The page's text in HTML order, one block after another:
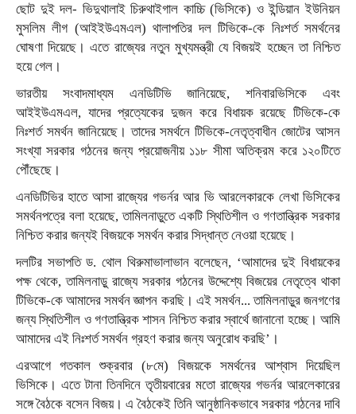
ছোট দুই দল- ভিদুথালাই চিরুথাইগাল কাচ্চি (ভিসিকে) ও ইন্ডিয়ান ইউনিয়ন
মুসলিম লীগ (আইইউএমএল) থালাপতির দল টিভিকে-কে নিঃশর্ত সমর্থনের
ঘোষণা দিয়েছে। এতে রাজ্যের নতুন মুখ্যমন্ত্রী যে বিজয়ই হচ্ছেন তা নিশ্চিত
হয়ে গেল।
ভারতীয় সংবাদমাধ্যম এনডিটিভি জানিয়েছে, শনিবারভিসিকে এবং
আইইউএমএল, যাদের প্রত্যেকের দুজন করে বিধায়ক রয়েছে টিভিকে-কে
নিঃশর্ত সমর্থন জানিয়েছে। তাদের সমর্থনে টিভিকে-নেতৃত্বাধীন জোটের আসন
সংখ্যা সরকার গঠনের জন্য প্রয়োজনীয় ১১৮ সীমা অতিক্রম করে ১২০টিতে
পৌঁছেছে।
এনডিটিভির হাতে আসা রাজ্যের গভর্নর আর ভি আরলেকারকে লেখা ভিসিকের
সমর্থনপত্রে বলা হয়েছে, তামিলনাড়ুতে একটি স্থিতিশীল ও গণতান্ত্রিক সরকার
নিশ্চিত করার জন্যই বিজয়কে সমর্থন করার সিদ্ধান্ত নেওয়া হয়েছে।
দলটির সভাপতি ড. থোল থিরুমাভালাভান বলেছেন, ‘আমাদের দুই বিধায়কের
পক্ষ থেকে, তামিলনাড়ু রাজ্যে সরকার গঠনের উদ্দেশ্যে বিজয়ের নেতৃত্বে থাকা
টিভিকে-কে আমাদের সমর্থন জ্ঞাপন করছি। এই সমর্থন... তামিলনাড়ুর জনগণের
জন্য স্থিতিশীল ও গণতান্ত্রিক শাসন নিশ্চিত করার স্বার্থে জানানো হচ্ছে। আমি
আমাদের এই নিঃশর্ত সমর্থন গ্রহণ করার জন্য অনুরোধ করছি’।
এরআগে গতকাল শুক্রবার (৮মে) বিজয়কে সমর্থনের আশ্বাস দিয়েছিল
ভিসিকে। এতে টানা তিনদিনে তৃতীয়বারের মতো রাজ্যের গভর্নর আরলেকারের
সঙ্গে বৈঠকে বসেন বিজয়। এ বৈঠকেই তিনি আনুষ্ঠানিকভাবে সরকার গঠনের দাবি